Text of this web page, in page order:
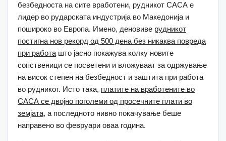
безбедноста на сите вработени, рудникот САСА е
лидер во рударската индустрија во Македонија и
пошироко во Европа. Имено, деновиве рудникот
постигна нов рекорд од 500 дена без никаква повреда
при работа што јасно покажува колку новите
сопственици се посветени и вложуваат за одржување
на висок степен на безбедност и заштита при работа
во рудникот. Исто така, платите на вработените во
САСА се двојно поголеми од просечните плати во
земјата, а последното нивно покачување беше
направено во февруари оваа година.